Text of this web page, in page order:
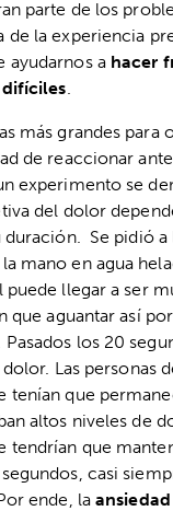
parte de los
la experiencia
ayudarnos a hacer
.
más grandes para
de reaccionar
experimento se
del dolor
duración. Se pidió
mano en agua
puede llegar a ser
que aguantar así
los 20
Las personas
tenían que
altos niveles de
tendrían que
casi
ende, laansiedad